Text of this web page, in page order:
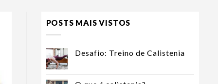
POSTS MAIS VISTOS
Desafio: Treino de Calistenia